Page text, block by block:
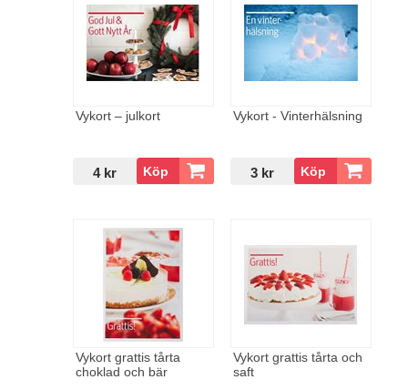
Vykort – julkort
4 kr
Vykort - Vinterhälsning
3 kr
Vykort grattis tårta
choklad och bär
Vykort grattis tårta och
saft